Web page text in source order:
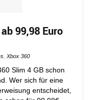
99,98 Euro
Xbox 360
Slim 4 GB schon
Wer sich für eine
entscheidet,